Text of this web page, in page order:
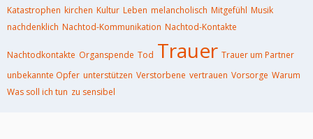
Katastrophen kirchen Kultur Leben melancholisch Mitgefühl Musik
nachdenklich Nachtod-Kommunikation Nachtod-Kontakte
Nachtodkontakte Organspende Tod Trauer Trauer um Partner
unbekannte Opfer unterstützen Verstorbene vertrauen Vorsorge Warum
Was soll ich tun zu sensibel